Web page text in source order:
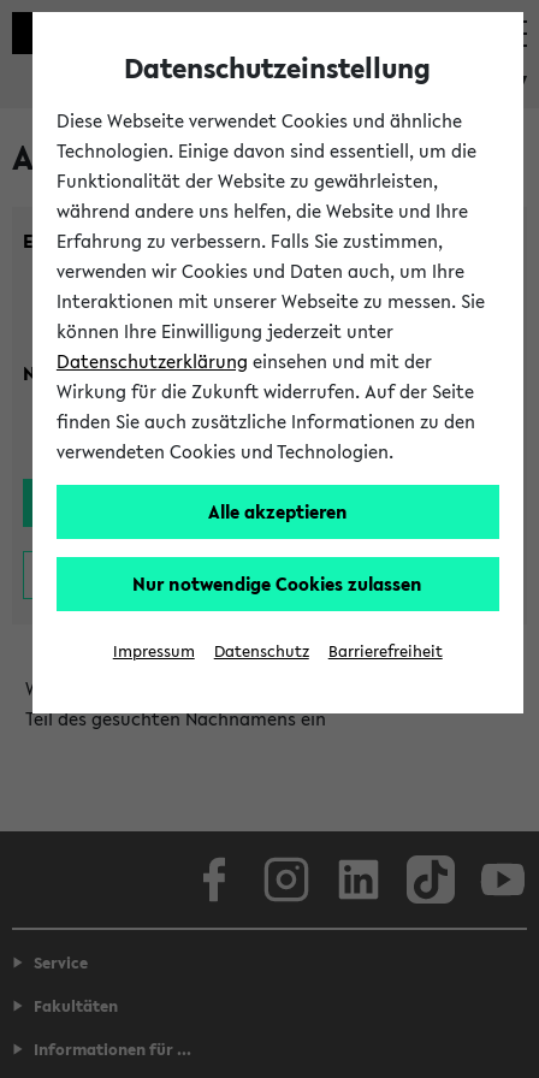
eKVV
Alle Lehrenden
Einrichtung:
Nachname:
Wählen Sie die Einrichtung aus und/oder geben Sie einen
Teil des gesuchten Nachnamens ein
Service
Fakultäten
Informationen für ...
Datenschutzeinstellung
Diese Webseite verwendet Cookies und ähnliche
Technologien. Einige davon sind essentiell, um die
Funktionalität der Website zu gewährleisten,
während andere uns helfen, die Website und Ihre
Erfahrung zu verbessern. Falls Sie zustimmen,
verwenden wir Cookies und Daten auch, um Ihre
Interaktionen mit unserer Webseite zu messen. Sie
können Ihre Einwilligung jederzeit unter
Datenschutzerklärung einsehen und mit der
Wirkung für die Zukunft widerrufen. Auf der Seite
finden Sie auch zusätzliche Informationen zu den
verwendeten Cookies und Technologien.
Alle akzeptieren
Nur notwendige Cookies zulassen
Impressum Datenschutz Barrierefreiheit